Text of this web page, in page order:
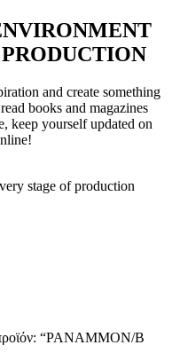
and create something
books and magazines
keep yourself updated on
stage of production
“PANAMMON/B